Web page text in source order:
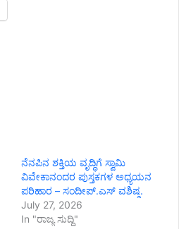
ನೆನಪಿನ ಶಕ್ತಿಯ ವೃದ್ಧಿಗೆ ಸ್ವಾಮಿ
ವಿವೇಕಾನಂದರ ಪುಸ್ತಕಗಳ ಅಧ್ಯಯನ
ಪರಿಹಾರ – ಸಂದೀಪ್.ಎಸ್ ವಶಿಷ್ಠ.
July 27, 2026
In "ರಾಜ್ಯ ಸುದ್ದಿ"